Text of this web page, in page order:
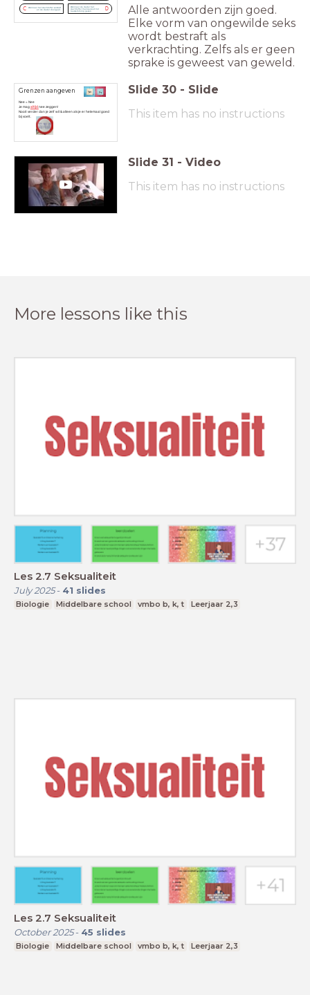
C Wanneer het slachtoffer verstijft
en de dader doorgaat. D
Wanneer de dader het
slachtoffer manipuleert tot
toestemming geven
Alle antwoorden zijn goed.
Elke vorm van ongewilde seks
wordt bestraft als
verkrachting. Zelfs als er geen
sprake is geweest van geweld.
Grenzen aangeven
Nee = Nee
Je magaltijdnee zeggen!
Nooit verder dan je zelf wil & alleen als je er helemaal goed
bij voelt.
Slide 30 - Slide
This item has no instructions
Slide 31 - Video
This item has no instructions
More lessons like this
Les 2.7 Seksualiteit
July 2025- 41 slides
Biologie Middelbare school vmbo b, k, t Leerjaar 2,3
Les 2.7 Seksualiteit
October 2025- 45 slides
Biologie Middelbare school vmbo b, k, t Leerjaar 2,3